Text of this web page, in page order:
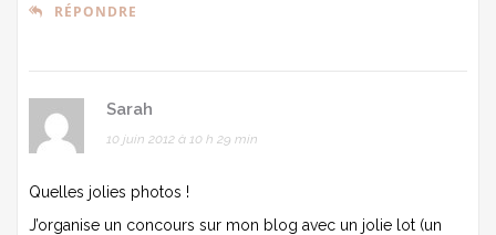
RÉPONDRE
Sarah
10 juin 2012 à 10 h 29 min
Quelles jolies photos !
J’organise un concours sur mon blog avec un jolie lot (un